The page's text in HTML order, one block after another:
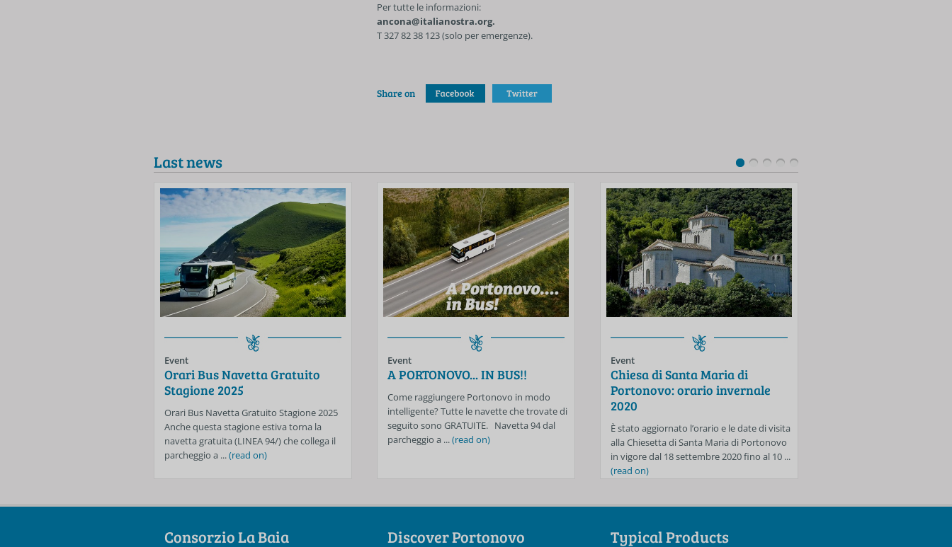
Per tutte le informazioni:
ancona@italianostra.org.
T 327 82 38 123 (solo per emergenze).
Share on
Last news
Event
Orari Bus Navetta Gratuito
Stagione 2025
Orari Bus Navetta Gratuito Stagione 2025
Anche questa stagione estiva torna la
navetta gratuita (LINEA 94/) che collega il
parcheggio a ...(read on)
Event
A PORTONOVO... IN BUS!!
Come raggiungere Portonovo in modo
intelligente? Tutte le navette che trovate di
seguito sono GRATUITE. Navetta 94 dal
parcheggio a ...(read on)
Event
Chiesa di Santa Maria di
Portonovo: orario invernale
2020
È stato aggiornato l’orario e le date di visita
alla Chiesetta di Santa Maria di Portonovo
in vigore dal 18 settembre 2020 fino al 10 ...
(read on)
Consorzio La Baia
Discover Portonovo Typical Products